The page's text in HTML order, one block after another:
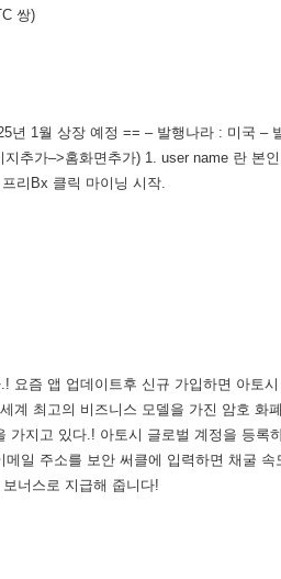
쌍)
년 1월 상장 예정 == – 발행나라 : 미국 –
추가–>홈화면추가) 1. user name 란 본
리Bx 클릭 마이닝 시작.
요즘 앱 업데이트후 신규 가입하면 아토시
계 최고의 비즈니스 모델을 가진 암호 화
가지고 있다.! 아토시 글로벌 계정을 등록
일 주소를 보안 써클에 입력하면 채굴 속
너스로 지급해 줍니다!